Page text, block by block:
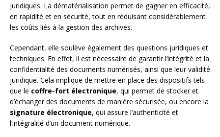
juridiques. La dématérialisation permet de gagner en efficacité,
en rapidité et en sécurité, tout en réduisant considérablement
les coûts liés à la gestion des archives.
Cependant, elle soulève également des questions juridiques et
techniques. En effet, il est nécessaire de garantir l’intégrité et la
confidentialité des documents numérisés, ainsi que leur validité
juridique. Cela implique de mettre en place des dispositifs tels
que le coffre-fort électronique, qui permet de stocker et
d’échanger des documents de manière sécurisée, ou encore la
signature électronique, qui assure l’authenticité et
l’intégralité d’un document numérique.